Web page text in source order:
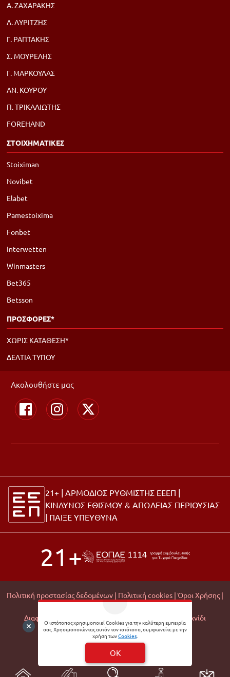
Ο ιστότοπος χρησιμοποιεί Cookies για την καλύτερη εμπειρία
σας. Χρησιμοποιώντας αυτόν τον ιστότοπο, συμφωνείτε με την
χρήση τωνCookies.
OK
Α. ΖΑΧΑΡΑΚΗΣ
Λ. ΛΥΡΙΤΖΗΣ
Γ. ΡΑΠΤΑΚΗΣ
Σ. ΜΟΥΡΕΛΗΣ
Γ. ΜΑΡΚΟΥΛΑΣ
ΑΝ. ΚΟΥΡΟΥ
Π. ΤΡΙΚΑΛΙΩΤΗΣ
FOREHAND
ΣΤΟΙΧΗΜΑΤΙΚΕΣ
Stoiximan
Novibet
Elabet
Pamestoixima
Fonbet
Interwetten
Winmasters
Bet365
Betsson
ΠΡΟΣΦΟΡΕΣ*
ΧΩΡΙΣ ΚΑΤΑΘΕΣΗ*
ΔΕΛΤΙΑ ΤΥΠΟΥ
Ακολουθήστε μας
21+ | ΑΡΜΟΔΙΟΣ ΡΥΘΜΙΣΤΗΣ ΕΕΕΠ |
ΚΙΝΔΥΝΟΣ ΕΘΙΣΜΟΥ & ΑΠΩΛΕΙΑΣ ΠΕΡΙΟΥΣΙΑΣ
| ΠΑΙΞΕ ΥΠΕΥΘΥΝΑ
21+
Πολιτική προστασίας δεδομένων | Πολιτική cookies | Όροι Χρήσης |
Διαφάνεια Εμπορικών Συνεργασιών |
Υπεύθυνο Παιχνίδι
© 2026 Matchmoney
Developed byDigital Winners